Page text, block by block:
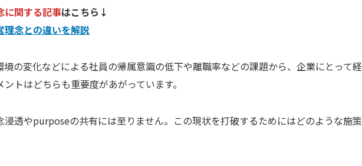
に関する記事はこちら↓
理念との違いを解説
の変化などによる社員の帰属意識の低下や離職率などの課題から、企業にとって経
トはどちらも重要度があがっています。
浸透やpurposeの共有には至りません。この現状を打破するためにはどのような施策